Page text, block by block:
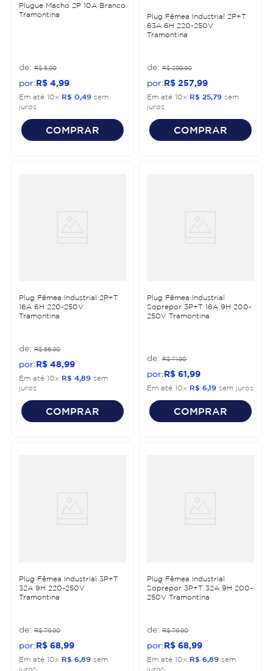
Plugue Macho 2P 10A Branco
Tramontina
R$ 5,90
R$ 4 99
Em até 10x R$ 0,49 sem
juros
COMPRAR
Plug Fêmea Industrial 2P+T
63A 6H 220-250V
Tramontina
R$ 299,90
R$ 257 99
Em até 10x R$ 25,79 sem
juros
COMPRAR
Plug Fêmea Industrial 2P+T
16A 6H 220-250V
Tramontina
R$ 56,90
R$ 48 99
Em até 10x R$ 4,89 sem
juros
COMPRAR
Plug Fêmea Industrial
Soprepor 3P+T 16A 9H 200-
250V Tramontina
R$ 71,90
R$ 61 99
Em até 10x R$ 6,19 sem juros
COMPRAR
Plug Fêmea Industrial 3P+T
32A 9H 220-250V
Tramontina
R$ 79,90
R$ 68 99
Em até 10x R$ 6,89 sem
juros
Plug Fêmea Industrial
Soprepor 3P+T 32A 9H 200-
250V Tramontina
R$ 79,90
R$ 68 99
Em até 10x R$ 6,89 sem
juros